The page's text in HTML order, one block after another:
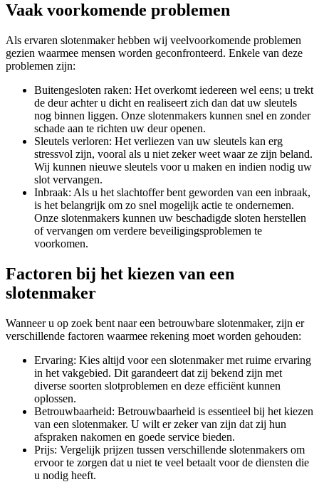
Vaak voorkomende problemen
Als ervaren slotenmaker hebben wij veelvoorkomende problemen
gezien waarmee mensen worden geconfronteerd. Enkele van deze
problemen zijn:
Buitengesloten raken: Het overkomt iedereen wel eens; u trekt
de deur achter u dicht en realiseert zich dan dat uw sleutels
nog binnen liggen. Onze slotenmakers kunnen snel en zonder
schade aan te richten uw deur openen.
Sleutels verloren: Het verliezen van uw sleutels kan erg
stressvol zijn, vooral als u niet zeker weet waar ze zijn beland.
Wij kunnen nieuwe sleutels voor u maken en indien nodig uw
slot vervangen.
Inbraak: Als u het slachtoffer bent geworden van een inbraak,
is het belangrijk om zo snel mogelijk actie te ondernemen.
Onze slotenmakers kunnen uw beschadigde sloten herstellen
of vervangen om verdere beveiligingsproblemen te
voorkomen.
Factoren bij het kiezen van een
slotenmaker
Wanneer u op zoek bent naar een betrouwbare slotenmaker, zijn er
verschillende factoren waarmee rekening moet worden gehouden:
Ervaring: Kies altijd voor een slotenmaker met ruime ervaring
in het vakgebied. Dit garandeert dat zij bekend zijn met
diverse soorten slotproblemen en deze efficiënt kunnen
oplossen.
Betrouwbaarheid: Betrouwbaarheid is essentieel bij het kiezen
van een slotenmaker. U wilt er zeker van zijn dat zij hun
afspraken nakomen en goede service bieden.
Prijs: Vergelijk prijzen tussen verschillende slotenmakers om
ervoor te zorgen dat u niet te veel betaalt voor de diensten die
u nodig heeft.